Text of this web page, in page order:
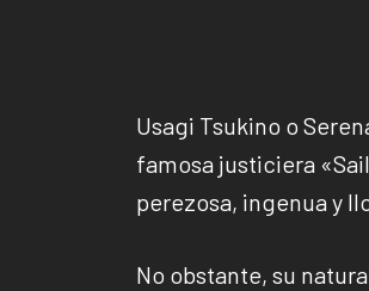
Usagi Tsukino o
famosa justiciera
perezosa, ingenua y
No obstante, su